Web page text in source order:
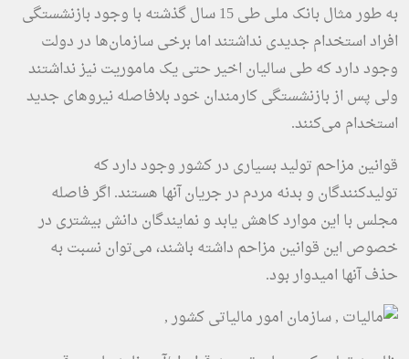
به طور مثال بانک ملی طی 15 سال گذشته با وجود بازنشستگی
افراد استخدام جدیدی نداشتند اما برخی سازمان‌ها در دولت
وجود دارد که طی سالیان اخیر حتی یک ماموریت نیز نداشتند
ولی پس از بازنشستگی کارمندان خود بلافاصله نیروهای جدید
استخدام می‌کنند.
قوانین مزاحم تولید بسیاری در کشور وجود دارد که
تولیدکنندگان و بدنه مردم در جریان آنها هستند. اگر فاصله
مجلس با این موارد کاهش یابد و نمایندگان دانش بیشتری در
خصوص این قوانین مزاحم داشته باشند، می‌توان نسبت به
حذف آنها امیدوار بود.